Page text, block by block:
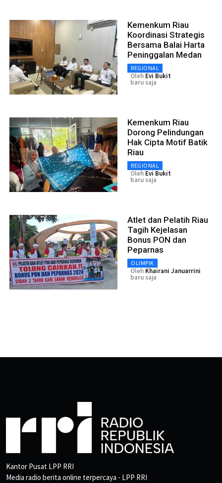
Kemenkum Riau
Koordinasi Strategis
Bersama Balai Harta
Peninggalan Medan
REGIONAL
Oleh Evi Bukit
baru saja
Kemenkum Riau
Dorong Pelindungan
Hak Cipta Motif Batik
Riau
REGIONAL
Oleh Evi Bukit
baru saja
Atlet dan Pelatih Riau
Tagih Kejelasan
Bonus PON dan
Peparnas
OLIMPIK
Oleh Khairani Januarrini
baru saja
Kantor Pusat LPP RRI
Media radio berita online terpercaya - LPP RRI